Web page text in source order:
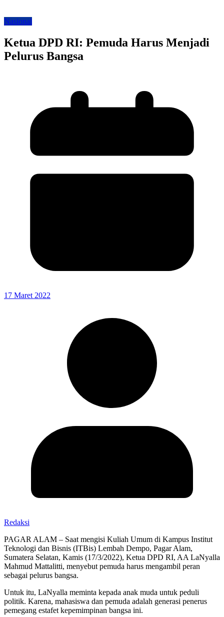
Nasional
Ketua DPD RI: Pemuda Harus Menjadi
Pelurus Bangsa
17 Maret 2022
Redaksi
PAGAR ALAM – Saat mengisi Kuliah Umum di Kampus Institut
Teknologi dan Bisnis (ITBis) Lembah Dempo, Pagar Alam,
Sumatera Selatan, Kamis (17/3/2022), Ketua DPD RI, AA LaNyalla
Mahmud Mattalitti, menyebut pemuda harus mengambil peran
sebagai pelurus bangsa.
Untuk itu, LaNyalla meminta kepada anak muda untuk peduli
politik. Karena, mahasiswa dan pemuda adalah generasi penerus
pemegang estafet kepemimpinan bangsa ini.